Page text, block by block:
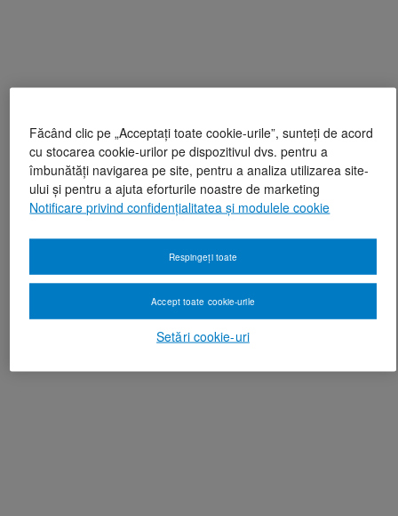
Făcând clic pe „Acceptați toate cookie-urile”, sunteți de acord
cu stocarea cookie-urilor pe dispozitivul dvs. pentru a
îmbunătăți navigarea pe site, pentru a analiza utilizarea site-
ului și pentru a ajuta eforturile noastre de marketing
Notificare privind confidențialitatea și modulele cookie
Setări cookie-uri
Respingeți toate
Accept toate cookie-urile